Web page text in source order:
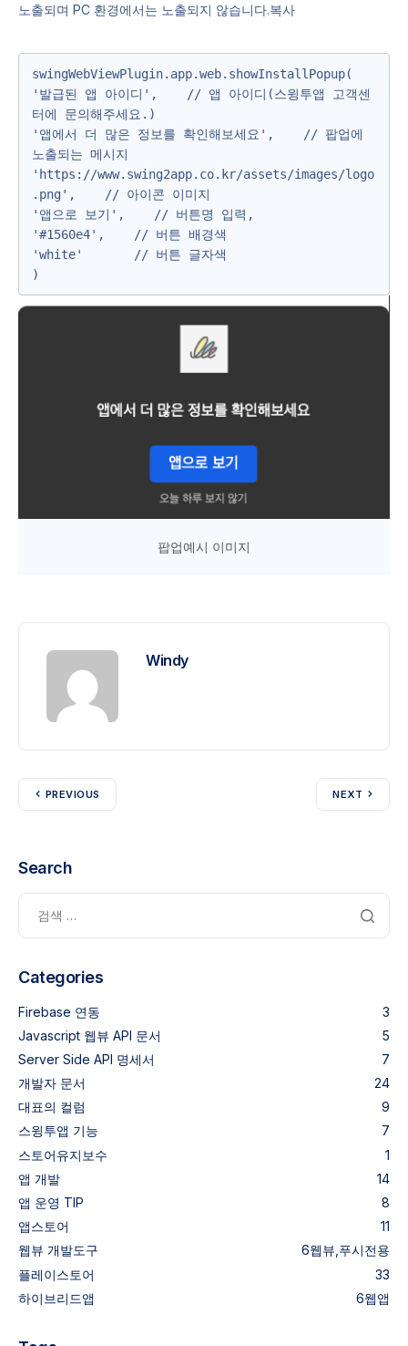
노출되며 PC 환경에서는 노출되지 않습니다.복사
swingWebViewPlugin.app.web.showInstallPopup(
'발급된 앱 아이디',    // 앱 아이디(스윙투앱 고객센
터에 문의해주세요.)
'앱에서 더 많은 정보를 확인해보세요',    // 팝업에
노출되는 메시지
'https://www.swing2app.co.kr/assets/images/logo
.png',    // 아이콘 이미지
'앱으로 보기',    // 버튼명 입력,
'#1560e4',    // 버튼 배경색
'white'       // 버튼 글자색
)
팝업예시 이미지
Windy
PREVIOUS NEXT
Search
Categories
Firebase 연동
3
Javascript 웹뷰 API 문서
5
Server Side API 명세서
7
개발자 문서
24
대표의 컬럼
9
스윙투앱 기능
7
스토어유지보수
1
앱 개발
14
앱 운영 TIP
8
앱스토어
11
웹뷰
웹뷰,푸시전용
개발도구
6
플레이스토어
33
하이브리드앱
웹앱
6